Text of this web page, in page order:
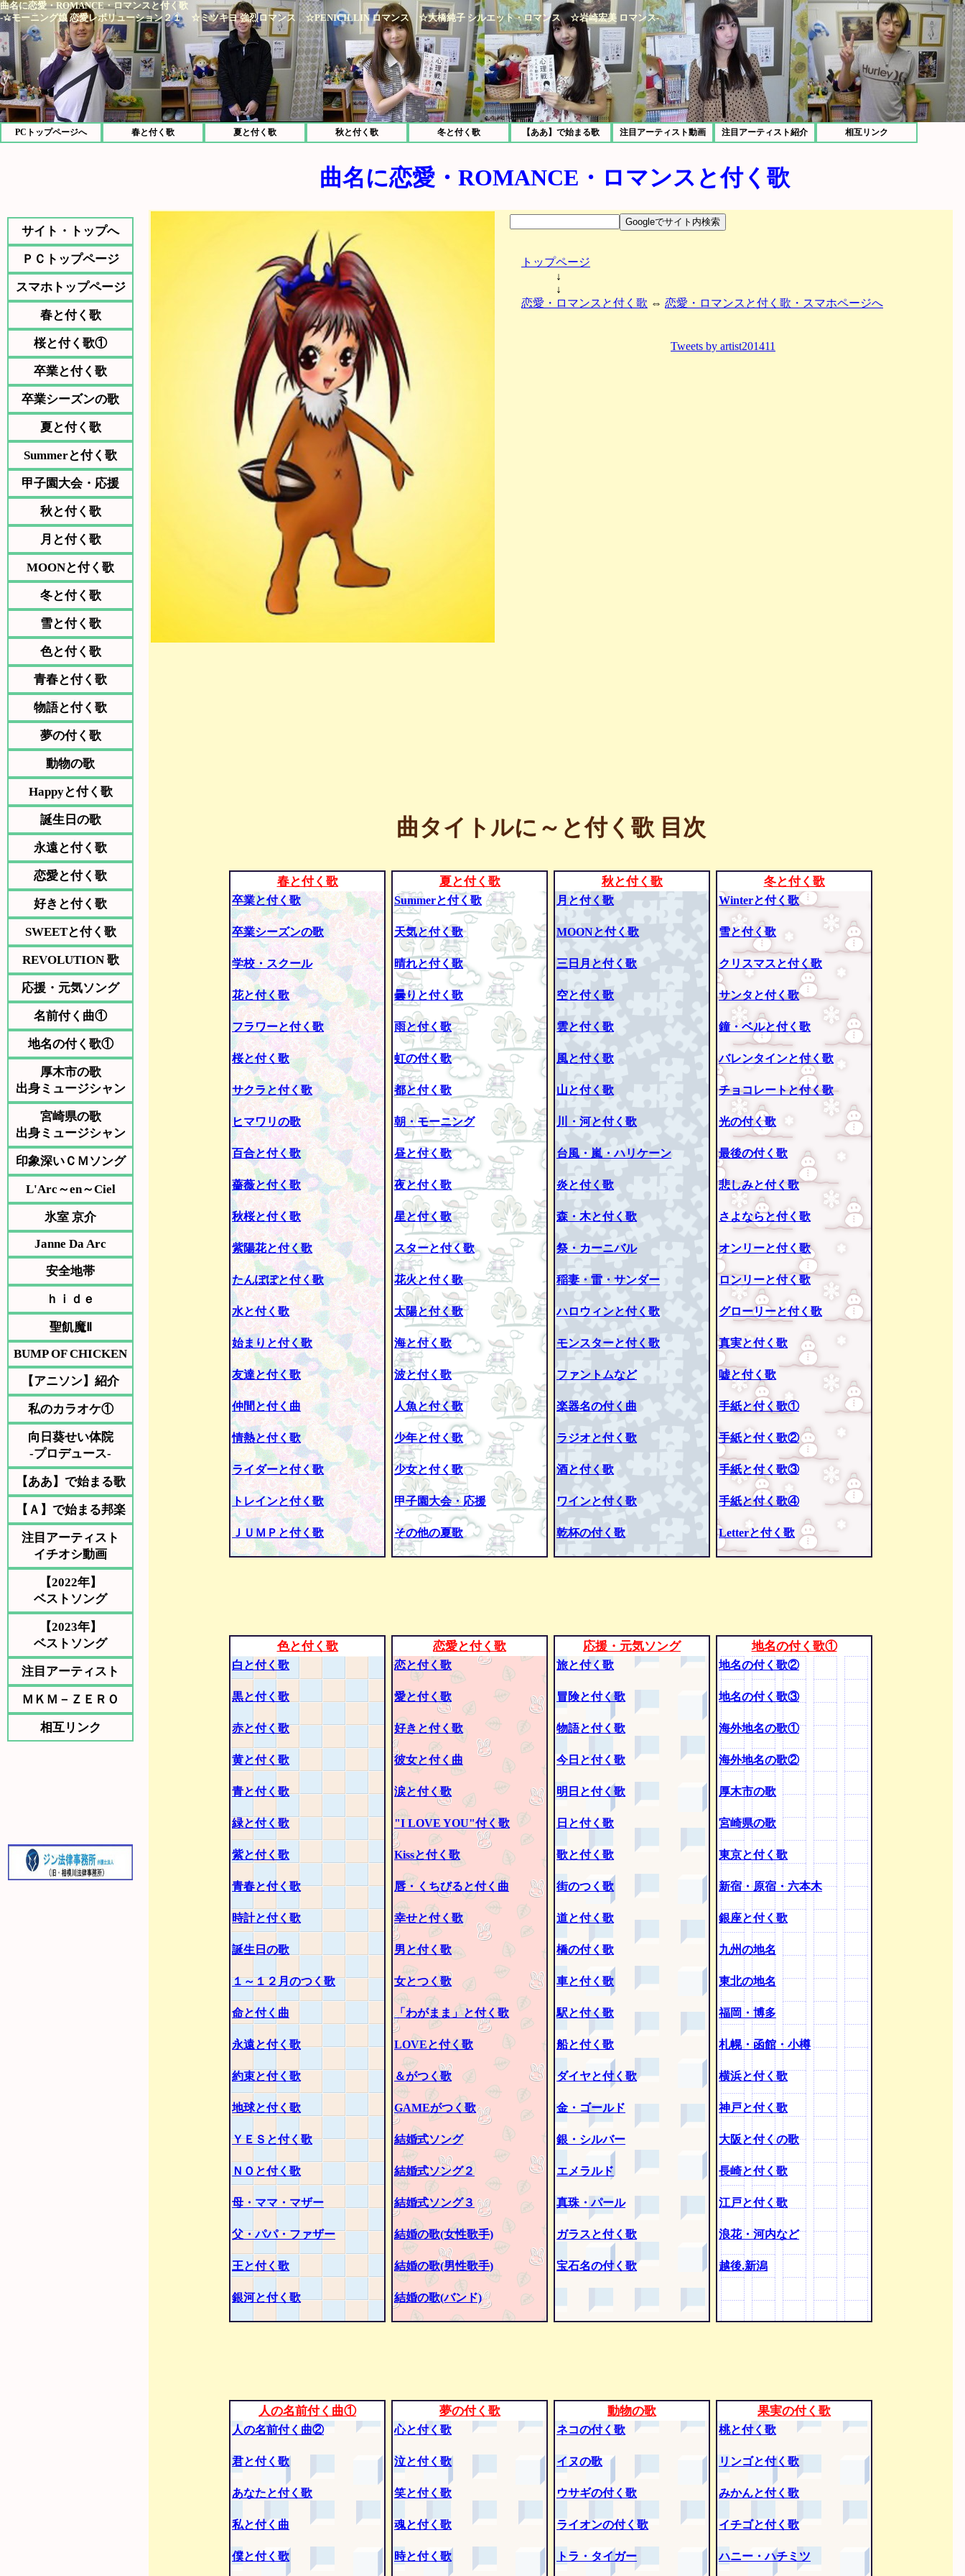
曲名に恋愛・ROMANCE・ロマンスと付く歌
-☆モーニング娘 恋愛レボリューション２１ ☆ミツキヨ 強烈ロマンス ☆PENICILLIN ロマンス ☆大橋純子 シルエット・ロマンス ☆岩崎宏美 ロマンス-
PCトップページへ 春と付く歌 夏と付く歌 秋と付く歌 冬と付く歌 【ああ】で始まる歌 注目アーティスト動画 注目アーティスト紹介 相互リンク
サイト・トップへ
ＰＣトップページ
スマホトップページ
春と付く歌
桜と付く歌①
卒業と付く歌
卒業シーズンの歌
夏と付く歌
Summerと付く歌
甲子園大会・応援
秋と付く歌
月と付く歌
MOONと付く歌
冬と付く歌
雪と付く歌
色と付く歌
青春と付く歌
物語と付く歌
夢の付く歌
動物の歌
Happyと付く歌
誕生日の歌
永遠と付く歌
恋愛と付く歌
好きと付く歌
SWEETと付く歌
REVOLUTION 歌
応援・元気ソング
名前付く曲①
地名の付く歌①
厚木市の歌
出身ミュージシャン
宮崎県の歌
出身ミュージシャン
印象深いＣＭソング
L'Arc～en～Ciel
氷室 京介
Janne Da Arc
安全地帯
ｈｉｄｅ
聖飢魔Ⅱ
BUMP OF CHICKEN
【アニソン】紹介
私のカラオケ①
向日葵せい体院
-プロデュース-
【ああ】で始まる歌
【Ａ】で始まる邦楽
注目アーティスト
イチオシ動画
【2022年】
ベストソング
【2023年】
ベストソング
注目アーティスト
ＭＫＭ－ＺＥＲＯ
相互リンク
曲名に恋愛・ROMANCE・ロマンスと付く歌
トップページ
↓
↓
恋愛・ロマンスと付く歌 ⇔ 恋愛・ロマンスと付く歌・スマホページへ
Tweets by artist201411
曲タイトルに～と付く歌 目次
春と付く歌
卒業と付く歌
卒業シーズンの歌
学校・スクール
花と付く歌
フラワーと付く歌
桜と付く歌
サクラと付く歌
ヒマワリの歌
百合と付く歌
薔薇と付く歌
秋桜と付く歌
紫陽花と付く歌
たんぽぽと付く歌
水と付く歌
始まりと付く歌
友達と付く歌
仲間と付く曲
情熱と付く歌
ライダーと付く歌
トレインと付く歌
ＪＵＭＰと付く歌
夏と付く歌
Summerと付く歌
天気と付く歌
晴れと付く歌
曇りと付く歌
雨と付く歌
虹の付く歌
都と付く歌
朝・モーニング
昼と付く歌
夜と付く歌
星と付く歌
スターと付く歌
花火と付く歌
太陽と付く歌
海と付く歌
波と付く歌
人魚と付く歌
少年と付く歌
少女と付く歌
甲子園大会・応援
その他の夏歌
秋と付く歌
月と付く歌
MOONと付く歌
三日月と付く歌
空と付く歌
雲と付く歌
風と付く歌
山と付く歌
川・河と付く歌
台風・嵐・ハリケーン
炎と付く歌
森・木と付く歌
祭・カーニバル
稲妻・雷・サンダー
ハロウィンと付く歌
モンスターと付く歌
ファントムなど
楽器名の付く曲
ラジオと付く歌
酒と付く歌
ワインと付く歌
乾杯の付く歌
冬と付く歌
Winterと付く歌
雪と付く歌
クリスマスと付く歌
サンタと付く歌
鐘・ベルと付く歌
バレンタインと付く歌
チョコレートと付く歌
光の付く歌
最後の付く歌
悲しみと付く歌
さよならと付く歌
オンリーと付く歌
ロンリーと付く歌
グローリーと付く歌
真実と付く歌
嘘と付く歌
手紙と付く歌①
手紙と付く歌②
手紙と付く歌③
手紙と付く歌④
Letterと付く歌
色と付く歌
白と付く歌
黒と付く歌
赤と付く歌
黄と付く歌
青と付く歌
緑と付く歌
紫と付く歌
青春と付く歌
時計と付く歌
誕生日の歌
１～１２月のつく歌
命と付く曲
永遠と付く歌
約束と付く歌
地球と付く歌
ＹＥＳと付く歌
ＮＯと付く歌
母・ママ・マザー
父・パパ・ファザー
王と付く歌
銀河と付く歌
恋愛と付く歌
恋と付く歌
愛と付く歌
好きと付く歌
彼女と付く曲
涙と付く歌
"I LOVE YOU"付く歌
Kissと付く歌
唇・くちびると付く曲
幸せと付く歌
男と付く歌
女とつく歌
「わがまま」と付く歌
LOVEと付く歌
＆がつく歌
GAMEがつく歌
結婚式ソング
結婚式ソング２
結婚式ソング３
結婚の歌(女性歌手)
結婚の歌(男性歌手)
結婚の歌(バンド)
応援・元気ソング
旅と付く歌
冒険と付く歌
物語と付く歌
今日と付く歌
明日と付く歌
日と付く歌
歌と付く歌
街のつく歌
道と付く歌
橋の付く歌
車と付く歌
駅と付く歌
船と付く歌
ダイヤと付く歌
金・ゴールド
銀・シルバー
エメラルド
真珠・パール
ガラスと付く歌
宝石名の付く歌
地名の付く歌①
地名の付く歌②
地名の付く歌③
海外地名の歌①
海外地名の歌②
厚木市の歌
宮崎県の歌
東京と付く歌
新宿・原宿・六本木
銀座と付く歌
九州の地名
東北の地名
福岡・博多
札幌・函館・小樽
横浜と付く歌
神戸と付く歌
大阪と付くの歌
長崎と付く歌
江戸と付く歌
浪花・河内など
越後.新潟
人の名前付く曲①
人の名前付く曲②
君と付く歌
あなたと付く歌
私と付く曲
僕と付く歌
夢の付く歌
心と付く歌
泣と付く歌
笑と付く歌
魂と付く歌
時と付く歌
動物の歌
ネコの付く歌
イヌの歌
ウサギの付く歌
ライオンの付く歌
トラ・タイガー
果実の付く歌
桃と付く歌
リンゴと付く歌
みかんと付く歌
イチゴと付く歌
ハニー・ハチミツ